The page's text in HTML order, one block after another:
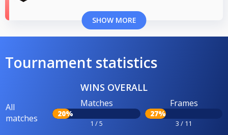
SHOW MORE
Tournament statistics
WINS OVERALL
All
matches
Matches
20%
1 / 5
Frames
27%
3 / 11